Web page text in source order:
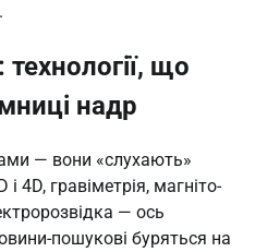
що
надр
— вони «слухають»
4D, гравіметрія, магніто-
— ось
пошукові буряться на